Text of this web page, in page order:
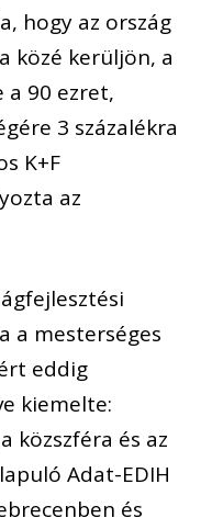
hogy az ország
közé kerüljön, a
a 90 ezret,
3 százalékra
K+F
az
a mesterséges
eddig
kiemelte:
közszféra és az
Adat-EDIH
és